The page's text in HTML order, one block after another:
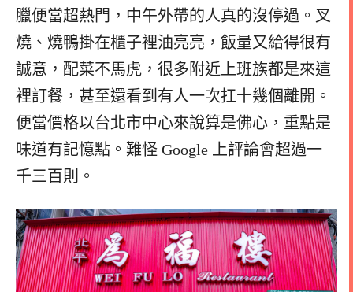
臘便當超熱門，中午外帶的人真的沒停過。叉
燒、燒鴨掛在櫃子裡油亮亮，飯量又給得很有
誠意，配菜不馬虎，很多附近上班族都是來這
裡訂餐，甚至還看到有人一次扛十幾個離開。
便當價格以台北市中心來說算是佛心，重點是
味道有記憶點。難怪 Google 上評論會超過一
千三百則。